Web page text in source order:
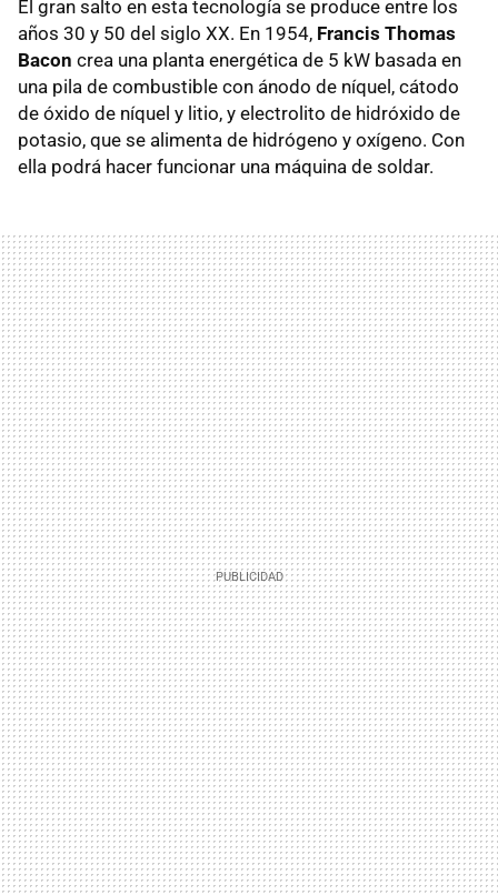
El gran salto en esta tecnología se produce entre los
años 30 y 50 del siglo XX. En 1954, Francis Thomas
Bacon crea una planta energética de 5 kW basada en
una pila de combustible con ánodo de níquel, cátodo
de óxido de níquel y litio, y electrolito de hidróxido de
potasio, que se alimenta de hidrógeno y oxígeno. Con
ella podrá hacer funcionar una máquina de soldar.